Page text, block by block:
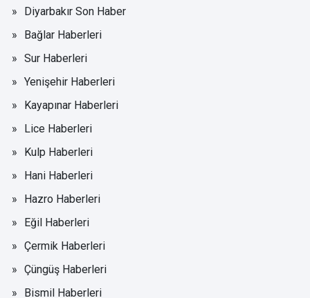
Diyarbakır Son Haber
Bağlar Haberleri
Sur Haberleri
Yenişehir Haberleri
Kayapınar Haberleri
Lice Haberleri
Kulp Haberleri
Hani Haberleri
Hazro Haberleri
Eğil Haberleri
Çermik Haberleri
Çüngüş Haberleri
Bismil Haberleri